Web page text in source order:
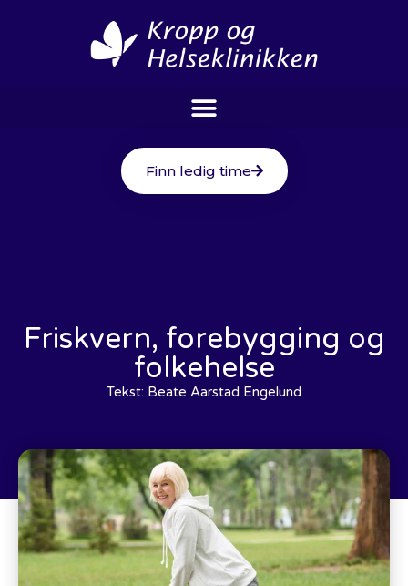
Finn ledig time
Friskvern, forebygging og
folkehelse
Tekst: Beate Aarstad Engelund